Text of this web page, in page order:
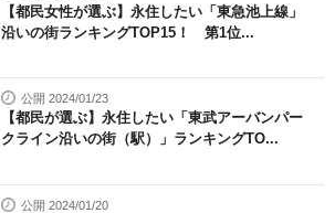
【都民女性が選ぶ】永住したい「東急池上線」
沿いの街ランキングTOP15！ 第1位...
公開 2024/01/23
【都民が選ぶ】永住したい「東武アーバンパー
クライン沿いの街（駅）」ランキングTO...
公開 2024/01/20